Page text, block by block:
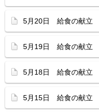
5月20日 給食の献立
5月19日 給食の献立
5月18日 給食の献立
5月15日 給食の献立